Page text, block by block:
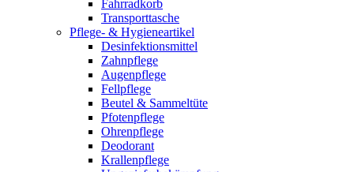
Fahrradkorb
Transporttasche
Pflege- & Hygieneartikel
Desinfektionsmittel
Zahnpflege
Augenpflege
Fellpflege
Beutel & Sammeltüte
Pfotenpflege
Ohrenpflege
Deodorant
Krallenpflege